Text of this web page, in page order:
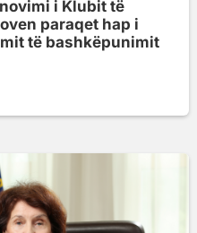
i Klubit të
paraqet hap i
të bashkëpunimit